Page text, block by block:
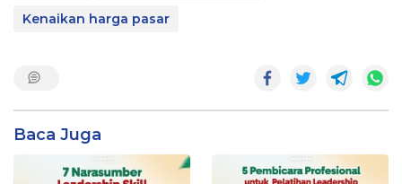
Kenaikan harga pasar
Baca Juga